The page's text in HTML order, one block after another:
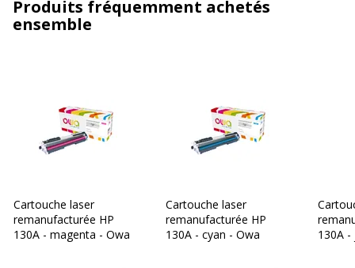
Produits fréquemment achetés
ensemble
Cartouche laser
remanufacturée HP
130A - magenta - Owa
Cartouche laser
remanufacturée HP
130A - cyan - Owa
130A